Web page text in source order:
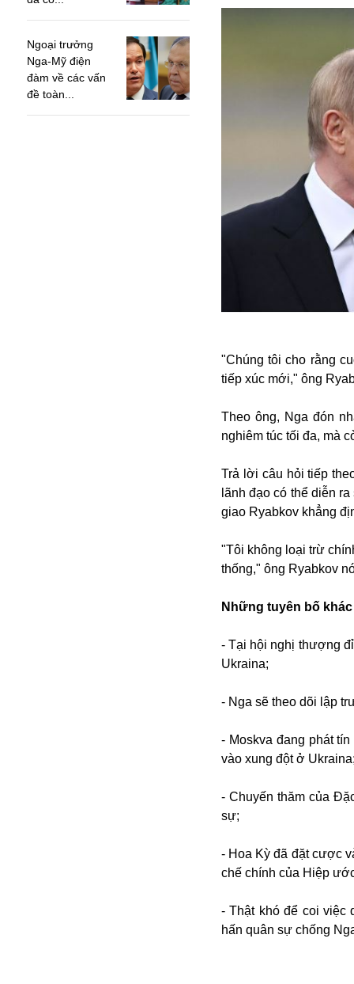
Ngoại trưởng
Nga-Mỹ điện
đàm về các vấn
đề toàn...
"Chúng tôi cho rằng
tiếp xúc mới," ông
Theo ông, Nga đón
nghiêm túc tối đa, mà
Trả lời câu hỏi tiếp
lãnh đạo có thể diễn
giao Ryabkov khẳng
"Tôi không loại trừ
thống," ông Ryabkov
Những tuyên bố
- Tại hội nghị thượng
Ukraina;
- Nga sẽ theo dõi lập
- Moskva đang phát
vào xung đột ở Ukraina;
- Chuyến thăm của
sự;
- Hoa Kỳ đã đặt cược
chế chính của Hiệp
- Thật khó để coi việc
hấn quân sự chống